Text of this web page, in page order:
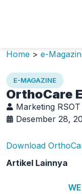
Home > e-
E-MAGAZINE
OrthoCare
Marketing
Desember 28,
Download
Artikel Lainnya